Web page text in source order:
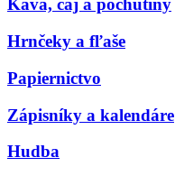
Káva, čaj a pochutiny
Hrnčeky a fľaše
Papiernictvo
Zápisníky a kalendáre
Hudba